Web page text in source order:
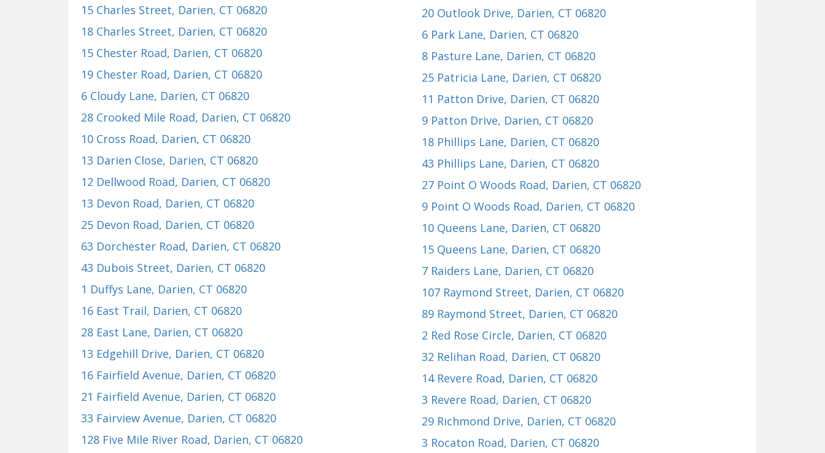
15 Charles Street, Darien, CT 06820
18 Charles Street, Darien, CT 06820
15 Chester Road, Darien, CT 06820
19 Chester Road, Darien, CT 06820
6 Cloudy Lane, Darien, CT 06820
28 Crooked Mile Road, Darien, CT 06820
10 Cross Road, Darien, CT 06820
13 Darien Close, Darien, CT 06820
12 Dellwood Road, Darien, CT 06820
13 Devon Road, Darien, CT 06820
25 Devon Road, Darien, CT 06820
63 Dorchester Road, Darien, CT 06820
43 Dubois Street, Darien, CT 06820
1 Duffys Lane, Darien, CT 06820
16 East Trail, Darien, CT 06820
28 East Lane, Darien, CT 06820
13 Edgehill Drive, Darien, CT 06820
16 Fairfield Avenue, Darien, CT 06820
21 Fairfield Avenue, Darien, CT 06820
33 Fairview Avenue, Darien, CT 06820
128 Five Mile River Road, Darien, CT 06820
20 Outlook Drive, Darien, CT 06820
6 Park Lane, Darien, CT 06820
8 Pasture Lane, Darien, CT 06820
25 Patricia Lane, Darien, CT 06820
11 Patton Drive, Darien, CT 06820
9 Patton Drive, Darien, CT 06820
18 Phillips Lane, Darien, CT 06820
43 Phillips Lane, Darien, CT 06820
27 Point O Woods Road, Darien, CT 06820
9 Point O Woods Road, Darien, CT 06820
10 Queens Lane, Darien, CT 06820
15 Queens Lane, Darien, CT 06820
7 Raiders Lane, Darien, CT 06820
107 Raymond Street, Darien, CT 06820
89 Raymond Street, Darien, CT 06820
2 Red Rose Circle, Darien, CT 06820
32 Relihan Road, Darien, CT 06820
14 Revere Road, Darien, CT 06820
3 Revere Road, Darien, CT 06820
29 Richmond Drive, Darien, CT 06820
3 Rocaton Road, Darien, CT 06820